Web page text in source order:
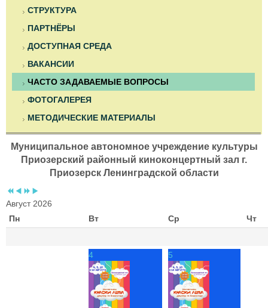
СТРУКТУРА
ПАРТНЁРЫ
ДОСТУПНАЯ СРЕДА
ВАКАНСИИ
ЧАСТО ЗАДАВАЕМЫЕ ВОПРОСЫ
ФОТОГАЛЕРЕЯ
МЕТОДИЧЕСКИЕ МАТЕРИАЛЫ
Муниципальное автономное учреждение культуры
Приозерский районный киноконцертный зал г.
Приозерск Ленинградской области
Август 2026
Пн
Вт Ср Чт
4 5